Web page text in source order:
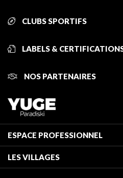
CLUBS SPORTIFS
LABELS &
NOS PARTENAIRES
ESPACE PROFESSIONNEL
Classement des meublés
LES VILLAGES